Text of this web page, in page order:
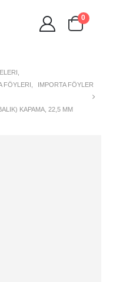
0
FÖYLERI IMPORTA FÖYLER
KAPAMA, 22,5 MM